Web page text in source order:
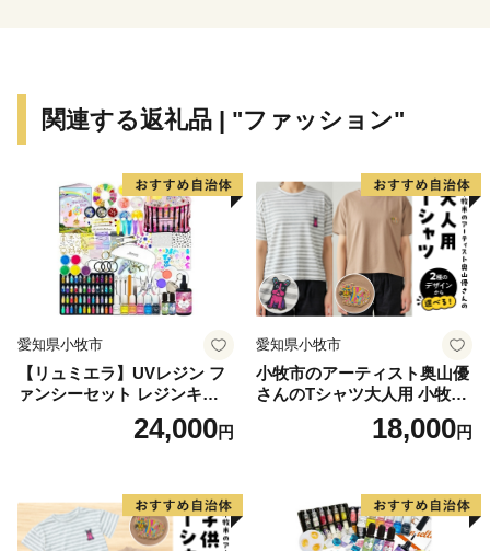
関連する返礼品 | "ファッション"
愛知県小牧市
【リュミエラ】UVレジン フ
ァンシーセット レジンキッ
ト ハンドメイド レジンクラ
フト アクセサリーキット 手
24,000円
愛知県小牧市
小牧市のアーティスト奥山優
さんのTシャツ大人用 小牧市
18,000円